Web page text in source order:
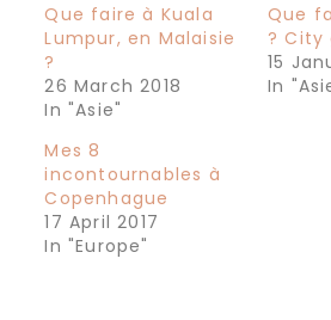
Que faire à Kuala
Lumpur, en Malaisie
?
26 March 2018
In "Asie"
Que
? City
15
In
Mes 8
incontournables à
Copenhague
17 April 2017
In "Europe"